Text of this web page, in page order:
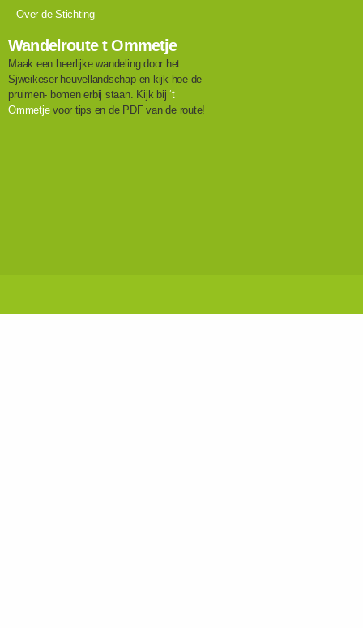
Over de Stichting
Wandelroute t Ommetje
Maak een heerlijke wandeling door het
Sjweikeser heuvellandschap en kijk hoe de
pruimen- bomen erbij staan. Kijk bij‘t
Ommetjevoor tips en de PDF van de route!